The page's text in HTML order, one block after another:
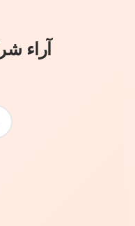
آراء